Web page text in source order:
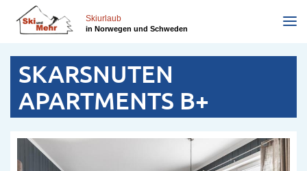
zum
Inhalt
Skiurlaub
in Norwegen und Schweden
SKARSNUTEN
APARTMENTS B+